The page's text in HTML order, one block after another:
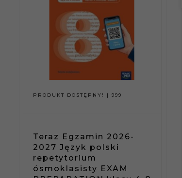
PRODUKT DOSTĘPNY! 999
Teraz Egzamin 2026-
2027 Język polski
repetytorium
ósmoklasisty EXAM